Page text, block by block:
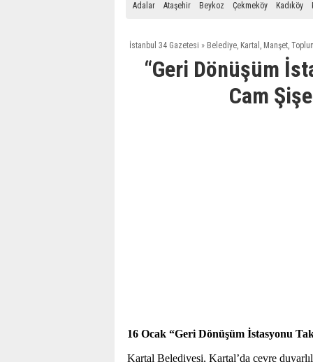
Adalar Ataşehir Beykoz Çekmeköy Kadıköy
İstanbul 34 Gazetesi » Belediye, Kartal , Manşet,
“Geri Dönüşüm
Cam
16 Ocak “Geri Dönüşüm İstasyonu
Kartal Belediyesi, Kartal’da çevre